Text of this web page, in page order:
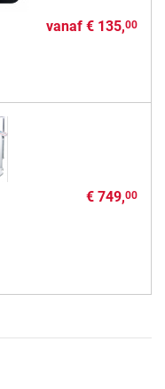
vanaf € 135,00
€ 749,00